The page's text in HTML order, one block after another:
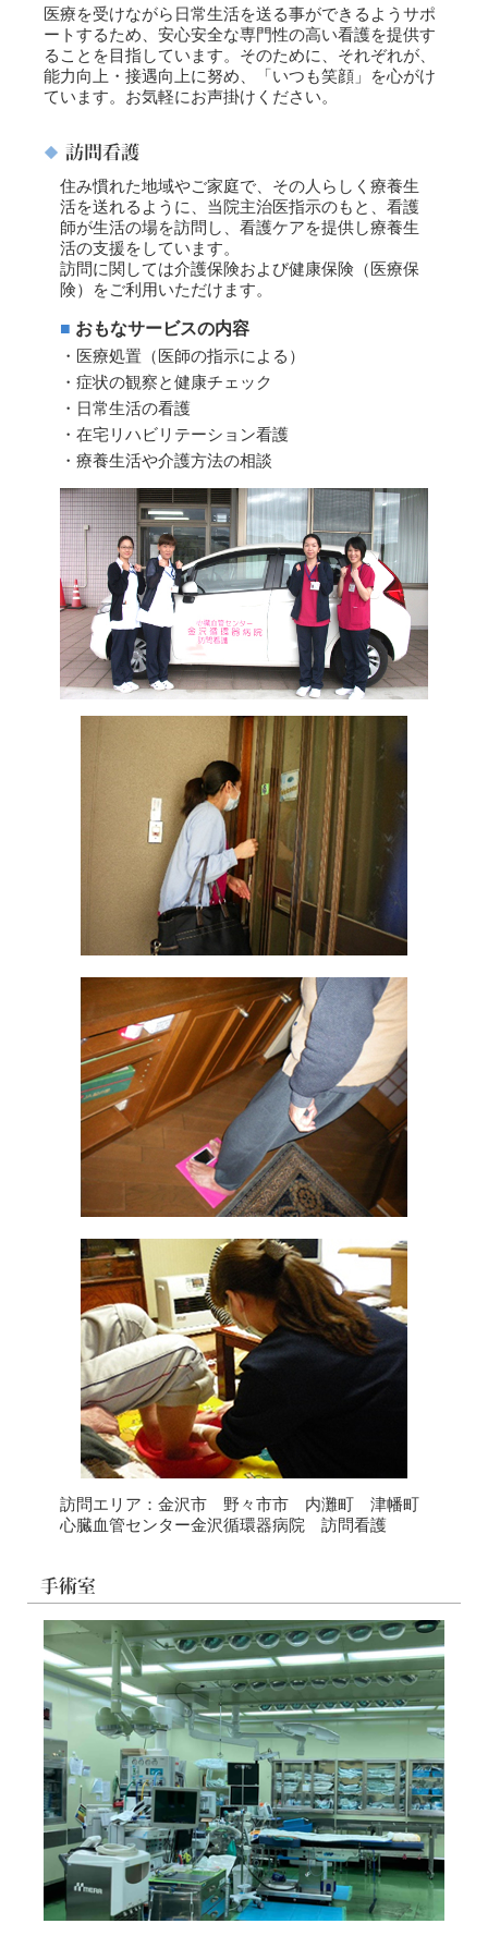
医療を受けながら日常生活を送る事ができるようサポ
ートするため、安心安全な専門性の高い看護を提供す
ることを目指しています。そのために、それぞれが、
能力向上・接遇向上に努め、「いつも笑顔」を心がけ
ています。お気軽にお声掛けください。
住み慣れた地域やご家庭で、その人らしく療養生
活を送れるように、当院主治医指示のもと、看護
師が生活の場を訪問し、看護ケアを提供し療養生
活の支援をしています。
訪問に関しては介護保険および健康保険（医療保
険）をご利用いただけます。
おもなサービスの内容
医療処置（医師の指示による）
症状の観察と健康チェック
日常生活の看護
在宅リハビリテーション看護
療養生活や介護方法の相談
訪問エリア：金沢市 野々市市 内灘町 津幡町
心臓血管センター金沢循環器病院 訪問看護